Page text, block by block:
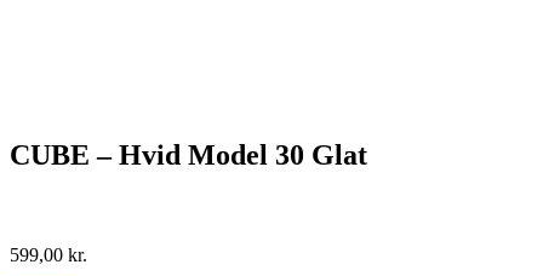
CUBE – Hvid Model 30 Glat
599,00 kr.